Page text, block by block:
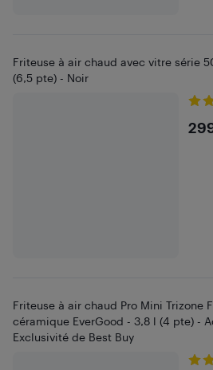
Friteuse à air chaud avec vitre série
(6,5 pte) - Noir
Friteuse à air chaud Pro Mini Trizone
céramique EverGood - 3,8 l (4 pte) -
Exclusivité de Best Buy